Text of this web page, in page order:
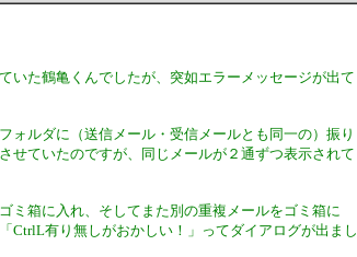
た鶴亀くんでしたが、突如エラーメッセージが出て
ルダに（送信メール・受信メールとも同一の）振り
せていたのですが、同じメールが２通ずつ表示されて
箱に入れ、そしてまた別の重複メールをゴミ箱に
CtrlL有り無しがおかしい！」ってダイアログが出まし